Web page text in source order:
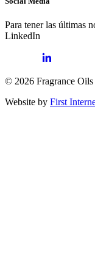
Para tener las últimas
LinkedIn
© 2026 Fragrance
Website by First